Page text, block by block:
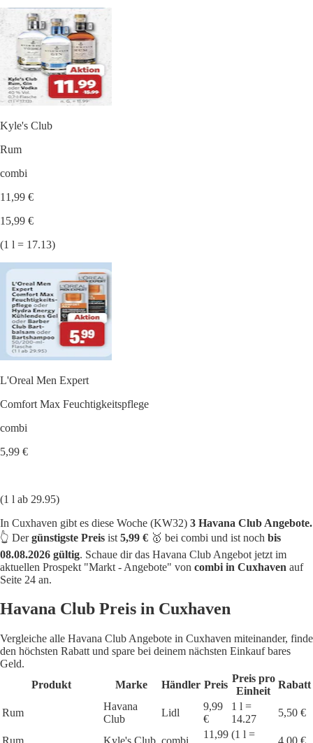
Kyle's Club
Rum
combi
11,99 €
15,99 €
(1 l = 17.13)
L'Oreal Men Expert
Comfort Max Feuchtigkeitspflege
combi
5,99 €
(1 l ab 29.95)
In Cuxhaven gibt es diese Woche (KW32) 3 Havana Club Angebote.
👆 Dergünstigste Preis ist 5,99 € 🥇 bei combi und ist noch bis
08.08.2026 gültig. Schaue dir das Havana Club Angebot jetzt im
aktuellen Prospekt "Markt - Angebote" von combi in Cuxhaven auf
Seite 24 an.
Havana Club Preis in Cuxhaven
Vergleiche alle Havana Club Angebote in Cuxhaven miteinander, finde
den höchsten Rabatt und spare bei deinem nächsten Einkauf bares
Geld.
Produkt
Marke Händler Preis
Preis pro
Einheit
Rabatt
Rum
Havana
Club
Lidl
9,99
€
1 l =
14.27
5,50 €
11,99 (1 l =